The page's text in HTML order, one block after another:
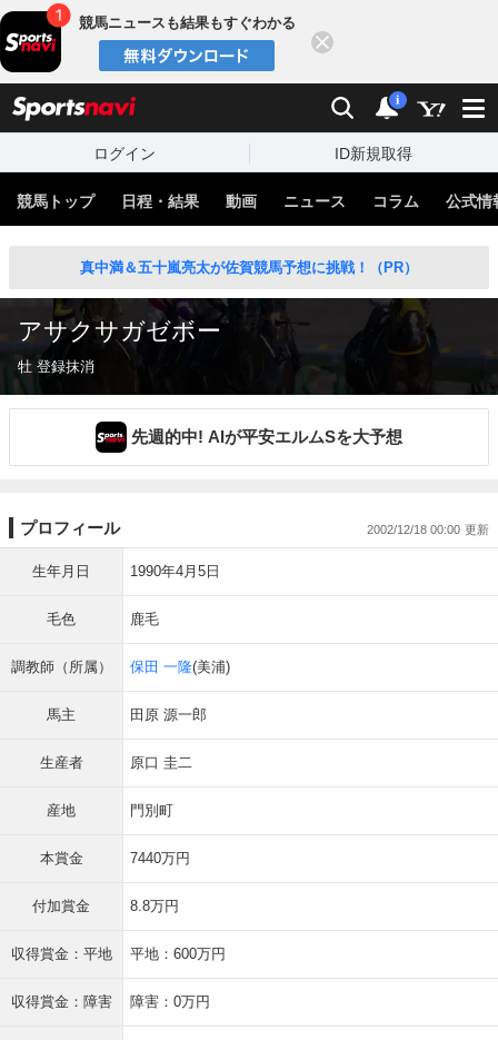
競馬ニュースも結果もすぐわかる
検索 通知
i
ログイン ID新規取得
競馬トップ 日程・結果 動画 ニュース コラム 公式情
真中満＆五十嵐亮太が佐賀競馬予想に挑戦！（PR）
アサクサガゼボー
牡 登録抹消
先週的中! AIが平安エルムSを大予想
プロフィール 2002/12/18 00:00
生年月日 1990年4月5日
毛色 鹿毛
調教師（所属） 保田 一隆(美浦)
馬主 田原 源一郎
生産者 原口 圭二
産地 門別町
本賞金 7440万円
付加賞金 8.8万円
収得賞金：平地 平地：600万円
収得賞金：障害 障害：0万円